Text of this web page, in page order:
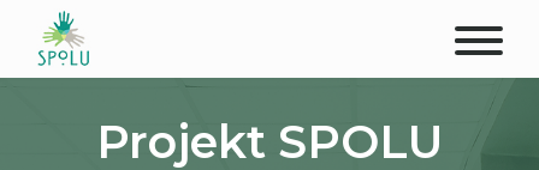
Projekt SPOLU